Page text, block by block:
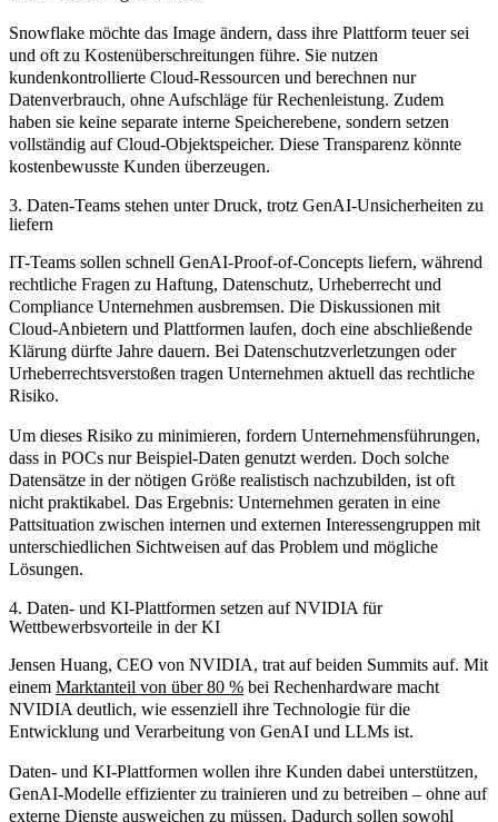
Snowflake möchte das Image ändern, dass ihre Plattform teuer sei
und oft zu Kostenüberschreitungen führe. Sie nutzen
kundenkontrollierte Cloud-Ressourcen und berechnen nur
Datenverbrauch, ohne Aufschläge für Rechenleistung. Zudem
haben sie keine separate interne Speicherebene, sondern setzen
vollständig auf Cloud-Objektspeicher. Diese Transparenz könnte
kostenbewusste Kunden überzeugen.
3. Daten-Teams stehen unter Druck, trotz GenAI-Unsicherheiten zu
liefern
IT-Teams sollen schnell GenAI-Proof-of-Concepts liefern, während
rechtliche Fragen zu Haftung, Datenschutz, Urheberrecht und
Compliance Unternehmen ausbremsen. Die Diskussionen mit
Cloud-Anbietern und Plattformen laufen, doch eine abschließende
Klärung dürfte Jahre dauern. Bei Datenschutzverletzungen oder
Urheberrechtsverstoßen tragen Unternehmen aktuell das rechtliche
Risiko.
Um dieses Risiko zu minimieren, fordern Unternehmensführungen,
dass in POCs nur Beispiel-Daten genutzt werden. Doch solche
Datensätze in der nötigen Größe realistisch nachzubilden, ist oft
nicht praktikabel. Das Ergebnis: Unternehmen geraten in eine
Pattsituation zwischen internen und externen Interessengruppen mit
unterschiedlichen Sichtweisen auf das Problem und mögliche
Lösungen.
4. Daten- und KI-Plattformen setzen auf NVIDIA für
Wettbewerbsvorteile in der KI
Jensen Huang, CEO von NVIDIA, trat auf beiden Summits auf. Mit
einem Marktanteil von über 80 % bei Rechenhardware macht
NVIDIA deutlich, wie essenziell ihre Technologie für die
Entwicklung und Verarbeitung von GenAI und LLMs ist.
Daten- und KI-Plattformen wollen ihre Kunden dabei unterstützen,
GenAI-Modelle effizienter zu trainieren und zu betreiben – ohne auf
externe Dienste ausweichen zu müssen. Dadurch sollen sowohl